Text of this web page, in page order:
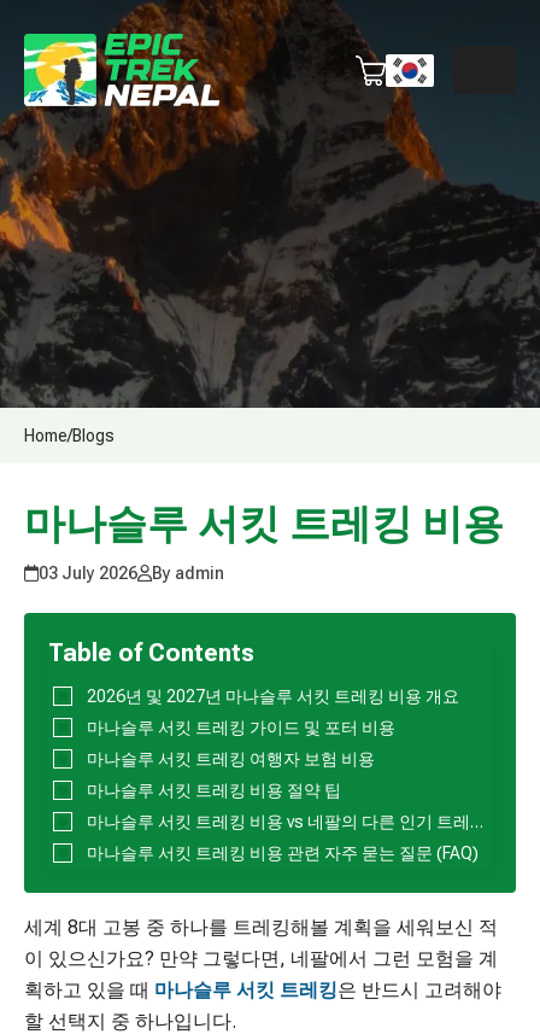
Home/Blogs
마나슬루 서킷 트레킹 비용
03 July 2026 By admin
세계 8대 고봉 중 하나를 트레킹해볼 계획을 세워보신 적
이 있으신가요? 만약 그렇다면, 네팔에서 그런 모험을 계
획하고 있을 때 마나슬루 서킷 트레킹은 반드시 고려해야
할 선택지 중 하나입니다.
Table of Contents
2026년 및 2027년 마나슬루 서킷 트레킹 비용 개요
마나슬루 서킷 트레킹 가이드 및 포터 비용
마나슬루 서킷 트레킹 여행자 보험 비용
마나슬루 서킷 트레킹 비용 절약 팁
마나슬루 서킷 트레킹 비용 vs 네팔의 다른 인기 트레킹 코스
마나슬루 서킷 트레킹 비용 관련 자주 묻는 질문 (FAQ)